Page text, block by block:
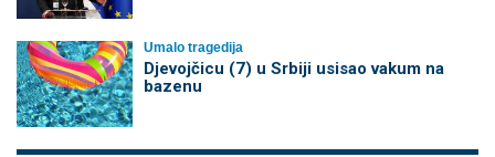
Umalo tragedija
Djevojčicu (7) u Srbiji usisao vakum na
bazenu